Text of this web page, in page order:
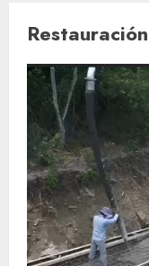
Restauración